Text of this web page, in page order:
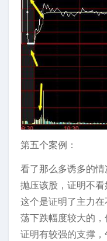
第五个案例：
看了那么多诱多的
抛压该股，证明不看
这个是证明了主力
荡下跌幅度较大的，
证明有较强的支撑